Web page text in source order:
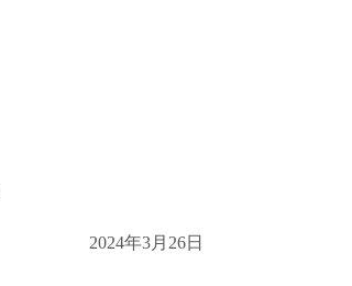
2024年3月26日